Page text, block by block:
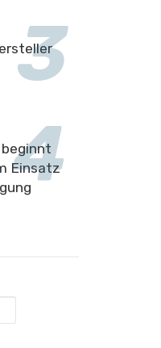
beginnt
Einsatz